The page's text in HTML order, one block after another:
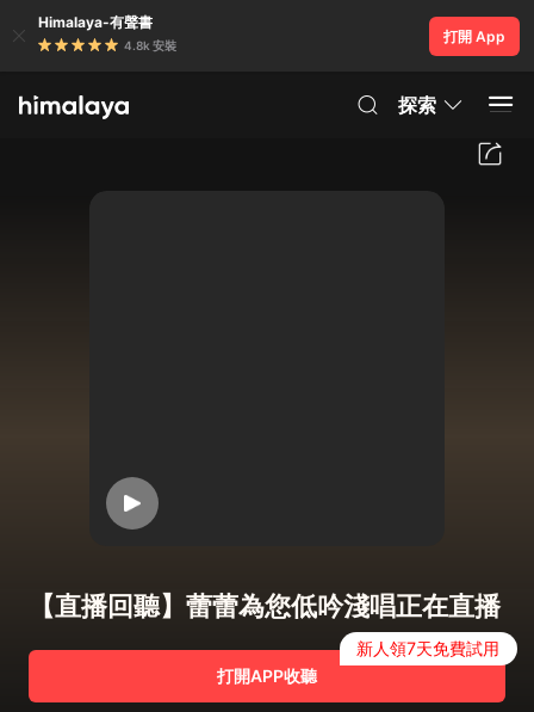
Himalaya-有聲書
4.8k 安裝
打開 App
探索
【直播回聽】蕾蕾為您低吟淺唱正在直播
打開APP收聽
新人領7天免費試用